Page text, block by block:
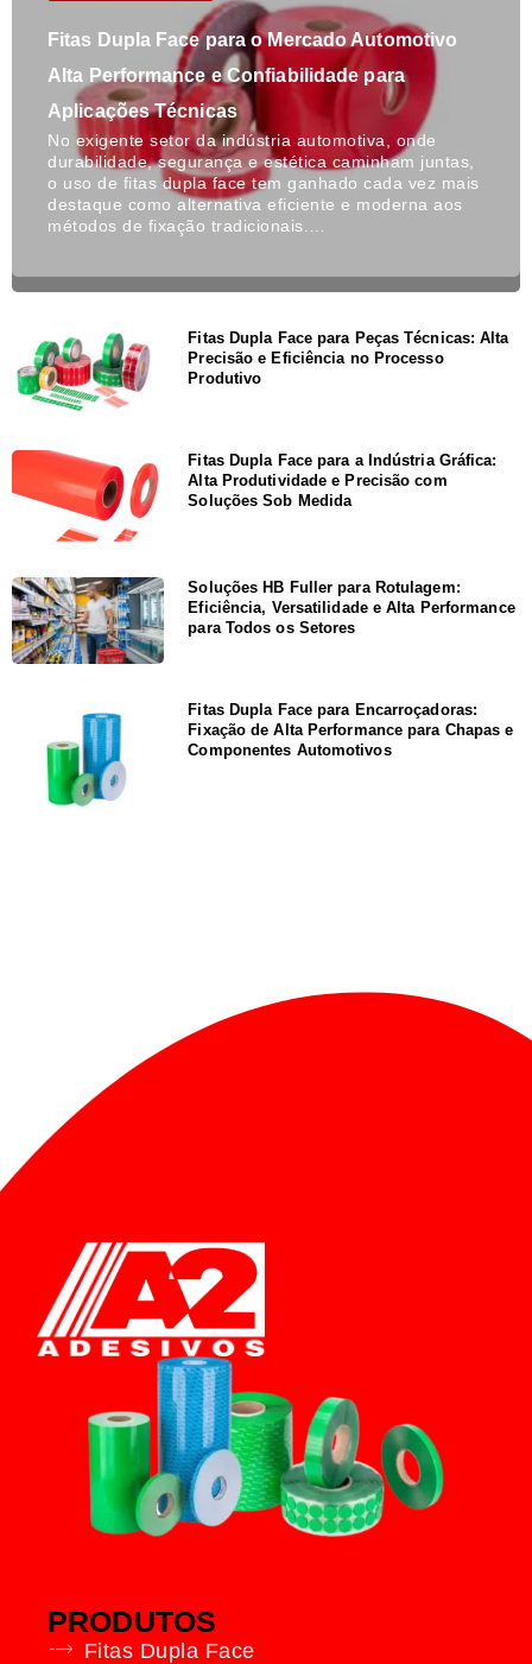
Fitas Dupla Face para o Mercado Automotivo
Alta Performance e Confiabilidade para
Aplicações Técnicas
No exigente setor da indústria automotiva, onde
durabilidade, segurança e estética caminham juntas,
o uso de fitas dupla face tem ganhado cada vez mais
destaque como alternativa eficiente e moderna aos
métodos de fixação tradicionais.…
Fitas Dupla Face para Peças Técnicas: Alta
Precisão e Eficiência no Processo
Produtivo
Fitas Dupla Face para a Indústria Gráfica:
Alta Produtividade e Precisão com
Soluções Sob Medida
Soluções HB Fuller para Rotulagem:
Eficiência, Versatilidade e Alta Performance
para Todos os Setores
Fitas Dupla Face para Encarroçadoras:
Fixação de Alta Performance para Chapas e
Componentes Automotivos
PRODUTOS
Fitas Dupla Face